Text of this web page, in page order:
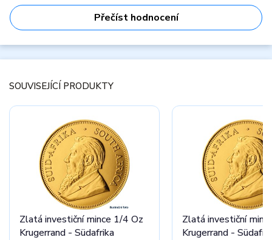
Přečíst hodnocení
SOUVISEJÍCÍ PRODUKTY
Zlatá investiční mince 1/4 Oz
Krugerrand - Südafrika
Zlatá investiční
Krugerrand -